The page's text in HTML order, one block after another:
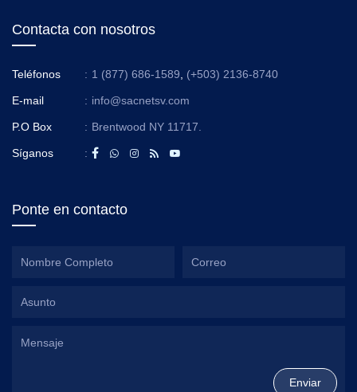
Contacta con nosotros
Teléfonos : 1 (877) 686-1589 (+503) 2136-8740
E-mail : info@sacnetsv.com
P.O Box : Brentwood NY 11717.
Síganos :
Ponte en contacto